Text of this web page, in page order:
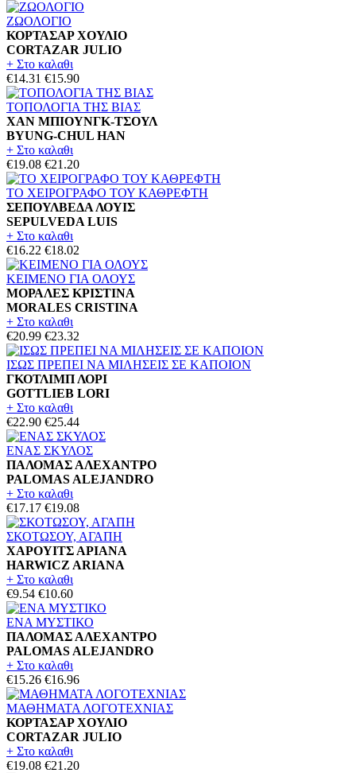
ΖΩΟΛΟΓΙΟ
ΚΟΡΤΑΣΑΡ ΧΟΥΛΙΟ
CORTAZAR JULIO
+ Στο καλαθι
€14.31 €15.90
ΤΟΠΟΛΟΓΙΑ ΤΗΣ ΒΙΑΣ
ΧΑΝ ΜΠΙΟΥΝΓΚ-ΤΣΟΥΛ
BYUNG-CHUL HAN
+ Στο καλαθι
€19.08 €21.20
ΤΟ ΧΕΙΡΟΓΡΑΦΟ ΤΟΥ ΚΑΘΡΕΦΤΗ
ΣΕΠΟΥΛΒΕΔΑ ΛΟΥΙΣ
SEPULVEDA LUIS
+ Στο καλαθι
€16.22 €18.02
ΚΕΙΜΕΝΟ ΓΙΑ ΟΛΟΥΣ
ΜΟΡΑΛΕΣ ΚΡΙΣΤΙΝΑ
MORALES CRISTINA
+ Στο καλαθι
€20.99 €23.32
ΙΣΩΣ ΠΡΕΠΕΙ ΝΑ ΜΙΛΗΣΕΙΣ ΣΕ ΚΑΠΟΙΟΝ
ΓΚΟΤΛΙΜΠ ΛΟΡΙ
GOTTLIEB LORI
+ Στο καλαθι
€22.90 €25.44
ΕΝΑΣ ΣΚΥΛΟΣ
ΠΑΛΟΜΑΣ ΑΛΕΧΑΝΤΡΟ
PALOMAS ALEJANDRO
+ Στο καλαθι
€17.17 €19.08
ΣΚΟΤΩΣΟΥ, ΑΓΑΠΗ
ΧΑΡΟΥΙΤΣ ΑΡΙΑΝΑ
HARWICZ ARIANA
+ Στο καλαθι
€9.54 €10.60
ΕΝΑ ΜΥΣΤΙΚΟ
ΠΑΛΟΜΑΣ ΑΛΕΧΑΝΤΡΟ
PALOMAS ALEJANDRO
+ Στο καλαθι
€15.26 €16.96
ΜΑΘΗΜΑΤΑ ΛΟΓΟΤΕΧΝΙΑΣ
ΚΟΡΤΑΣΑΡ ΧΟΥΛΙΟ
CORTAZAR JULIO
+ Στο καλαθι
€19.08 €21.20